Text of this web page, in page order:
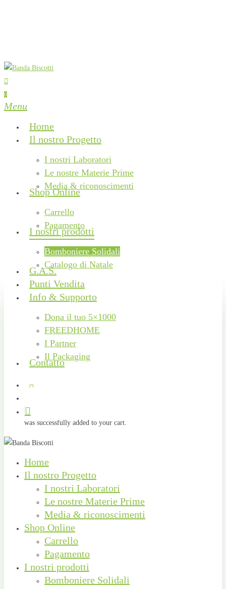
search
0
Menu
Home
Il nostro Progetto
I nostri Laboratori
Le nostre Materie Prime
Media & riconoscimenti
Shop Online
Carrello
Pagamento
I nostri prodotti
Bomboniere Solidali
Catalogo di Natale
G.A.S.
Punti Vendita
Info & Supporto
Dona il tuo 5×1000
FREEDHOME
I Partner
Il Packaging
Contatto
facebook
was successfully added to your cart.
Home
Il nostro Progetto
I nostri Laboratori
Le nostre Materie Prime
Media & riconoscimenti
Shop Online
Carrello
Pagamento
I nostri prodotti
Bomboniere Solidali